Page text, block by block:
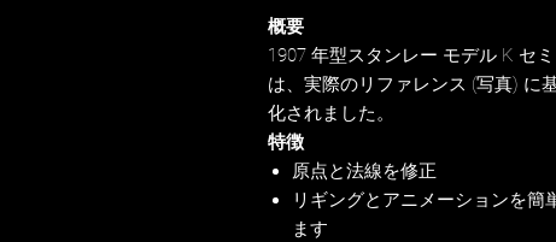
概要
1907 年型スタンレー モデル K セ
は、実際のリファレンス (写真) に
化されました。
特徴
原点と法線を修正
リギングとアニメーションを
ます